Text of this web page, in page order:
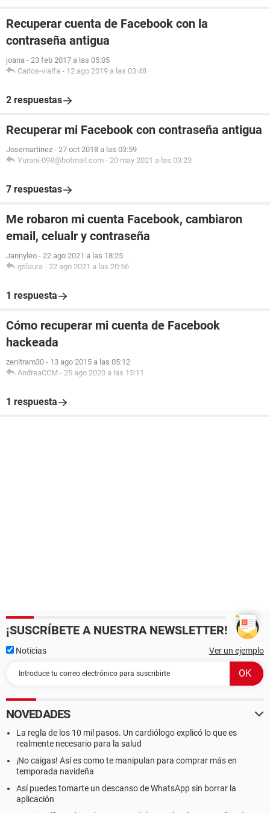
Recuperar cuenta de Facebook con la
contraseña antigua
joana - 23 feb 2017 a las 05:05
Carlos-vialfa - 12 ago 2019 a las 03:48
2 respuestas
Recuperar mi Facebook con contraseña antigua
Josemartinez - 27 oct 2018 a las 03:59
Yurani-098@hotmail.com - 20 may 2021 a las 03:23
7 respuestas
Me robaron mi cuenta Facebook, cambiaron
email, celualr y contraseña
Jannyleo - 22 ago 2021 a las 18:25
gslaura - 22 ago 2021 a las 20:56
1 respuesta
Cómo recuperar mi cuenta de Facebook
hackeada
zenitram30 - 13 ago 2015 a las 05:12
AndreaCCM - 25 ago 2020 a las 15:11
1 respuesta
¡SUSCRÍBETE A NUESTRA NEWSLETTER!
Noticias Ver un ejemplo
NOVEDADES
La regla de los 10 mil pasos. Un cardiólogo explicó lo que es
realmente necesario para la salud
¡No caigas! Así es como te manipulan para comprar más en
temporada navideña
Así puedes tomarte un descanso de WhatsApp sin borrar la
aplicación